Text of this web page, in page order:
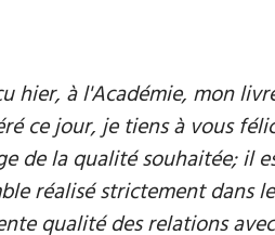
hier, à l'Académie, mon
ce jour, je tiens à vous
de la qualité souhaitée; il
réalisé strictement dans
qualité des relations